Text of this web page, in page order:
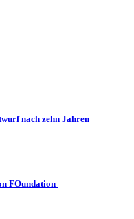
nach zehn Jahren
FOundation